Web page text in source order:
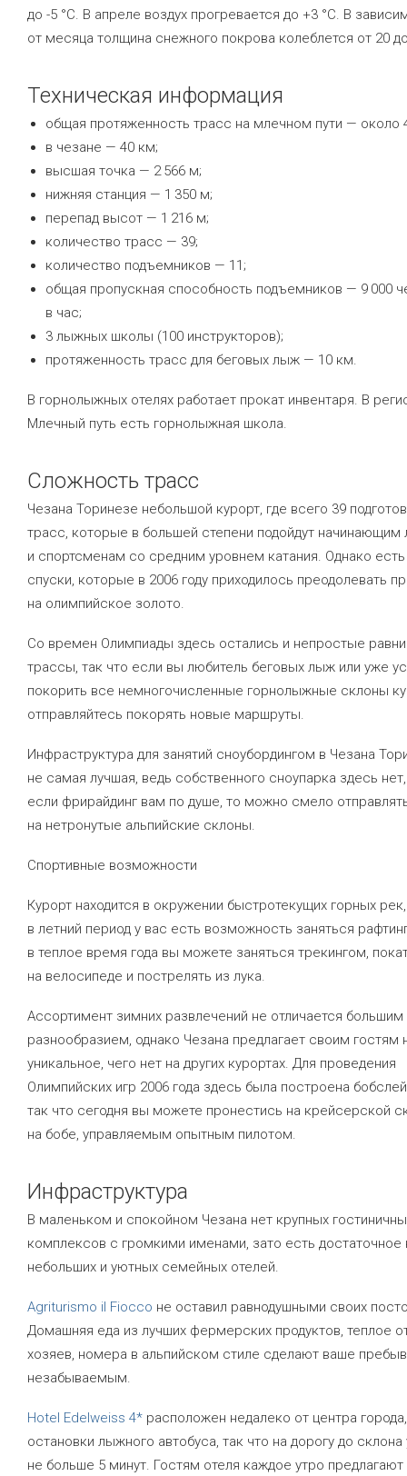
до -5 °C. В апреле воздух прогревается до +3 °C. В
от месяца толщина снежного покрова колеблется от 20
Техническая информация
общая протяженность трасс на млечном пути — около
в чезане — 40 км;
высшая точка — 2 566 м;
нижняя станция — 1 350 м;
перепад высот — 1 216 м;
количество трасс — 39;
количество подъемников — 11;
общая пропускная способность подъемников — 9 000
в час;
3 лыжных школы (100 инструкторов);
протяженность трасс для беговых лыж — 10 км.
В горнолыжных отелях работает прокат инвентаря. В
Млечный путь есть горнолыжная школа.
Сложность трасс
Чезана Торинезе небольшой курорт, где всего 39
трасс, которые в большей степени подойдут
и спортсменам со средним уровнем катания. Однако
спуски, которые в 2006 году приходилось преодолевать
на олимпийское золото.
Со времен Олимпиады здесь остались и непростые
трассы, так что если вы любитель беговых лыж или уже
покорить все немногочисленные горнолыжные склоны
отправляйтесь покорять новые маршруты.
Инфраструктура для занятий сноубордингом в Чезана
не самая лучшая, ведь собственного сноупарка здесь
если фрирайдинг вам по душе, то можно смело
на нетронутые альпийские склоны.
Спортивные возможности
Курорт находится в окружении быстротекущих горных
в летний период у вас есть возможность заняться
в теплое время года вы можете заняться трекингом,
на велосипеде и пострелять из лука.
Ассортимент зимних развлечений не отличается большим
разнообразием, однако Чезана предлагает своим гостям
уникальное, чего нет на других курортах. Для проведения
Олимпийских игр 2006 года здесь была построена
так что сегодня вы можете пронестись на крейсерской
на бобе, управляемым опытным пилотом.
Инфраструктура
В маленьком и спокойном Чезана нет крупных
комплексов с громкими именами, зато есть достаточное
небольших и уютных семейных отелей.
Agriturismo il Fiocco не оставил равнодушными своих
Домашняя еда из лучших фермерских продуктов, теплое
хозяев, номера в альпийском стиле сделают ваше
незабываемым.
Hotel Edelweiss 4* расположен недалеко от центра
остановки лыжного автобуса, так что на дорогу до склона
не больше 5 минут. Гостям отеля каждое утро